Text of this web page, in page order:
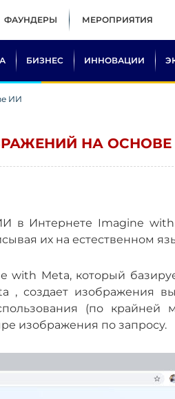
ФАУНДЕРЫ МЕРОПРИЯТИЯ
БИЗНЕС ИННОВАЦИИ
ИИ
НА
в Интернете Imagine
их на естественном
with Meta, который
, создает изображения
(по крайней
изображения по запросу.